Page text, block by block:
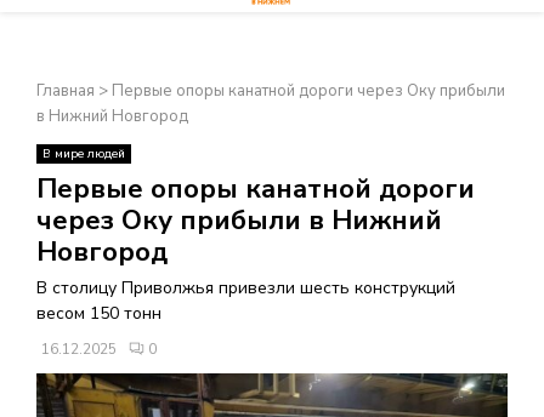
Н
О
В
Н
О
Главная > Первые опоры канатной дороги через Оку прибыли
в Нижний Новгород
В мире людей
Первые опоры канатной дороги
через Оку прибыли в Нижний
Новгород
В столицу Приволжья привезли шесть конструкций
весом 150 тонн
16.12.2025 0